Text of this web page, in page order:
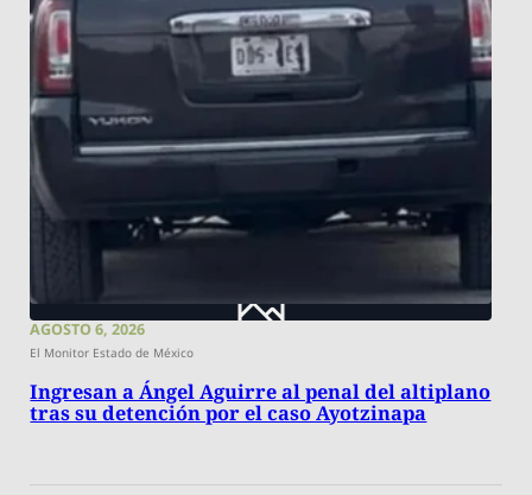
AGOSTO 6, 2026
El Monitor Estado de México
Ingresan a Ángel Aguirre al penal del altiplano
tras su detención por el caso Ayotzinapa